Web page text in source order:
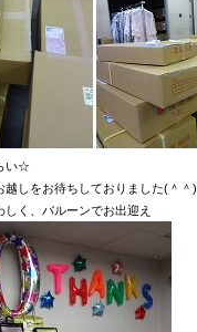
い☆
越しをお待ちしておりました(＾＾)
く、バルーンでお出迎え